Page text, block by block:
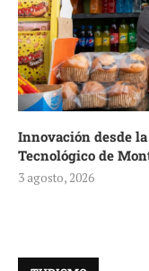
Innovación desde
Tecnológico de
3 agosto, 2026